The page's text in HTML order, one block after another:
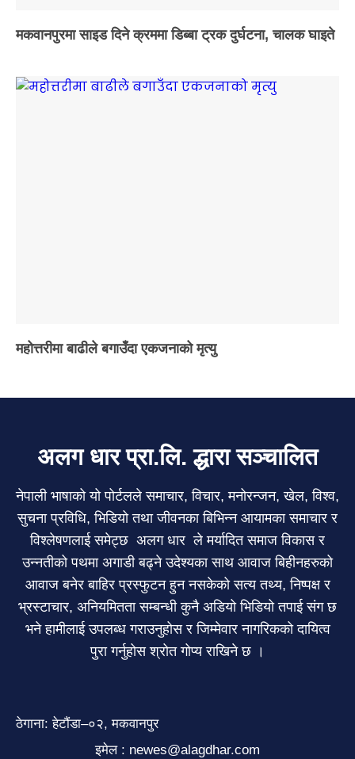
मकवानपुरमा साइड दिने क्रममा डिब्बा ट्रक दुर्घटना, चालक घाइते
महोत्तरीमा बाढीले बगाउँदा एकजनाको मृत्यु
अलग धार प्रा.लि. द्धारा सञ्चालित
नेपाली भाषाको यो पोर्टलले समाचार, विचार, मनोरन्जन, खेल, विश्व,
सुचना प्रविधि, भिडियो तथा जीवनका बिभिन्न आयामका समाचार र
विश्लेषणलाई समेट्छ अलग धार ले मर्यादित समाज विकास र
उन्नतीको पथमा अगाडी बढ्ने उदेश्यका साथ आवाज बिहीनहरुको
आवाज बनेर बाहिर प्रस्फुटन हुन नसकेको सत्य तथ्य, निष्पक्ष र
भ्रस्टाचार, अनियमितता सम्बन्धी कुनै अडियो भिडियो तपाई संग छ
भने हामीलाई उपलब्ध गराउनुहोस र जिम्मेवार नागरिकको दायित्व
पुरा गर्नुहोस श्रोत गोप्य राखिने छ ।
ठेगाना: हेटौंडा–०२, मकवानपुर
इमेल : newes@alagdhar.com